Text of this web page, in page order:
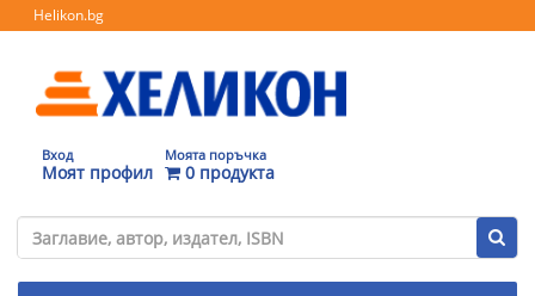
Helikon.bg
Вход
Моят профил
Моята поръчка
0 продукта